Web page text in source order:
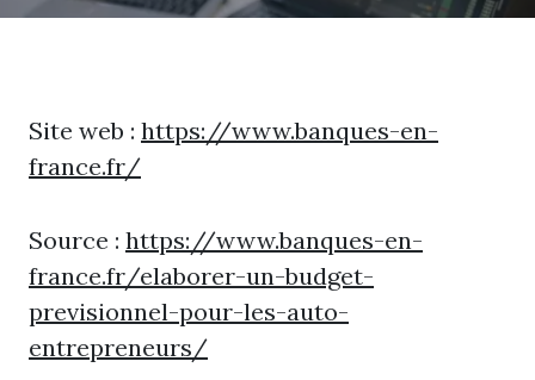
Site web : https://www.banques-en-
france.fr/
Source : https://www.banques-en-
france.fr/elaborer-un-budget-
previsionnel-pour-les-auto-
entrepreneurs/